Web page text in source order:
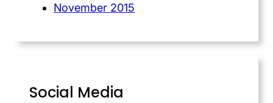
November 2015
Social Media